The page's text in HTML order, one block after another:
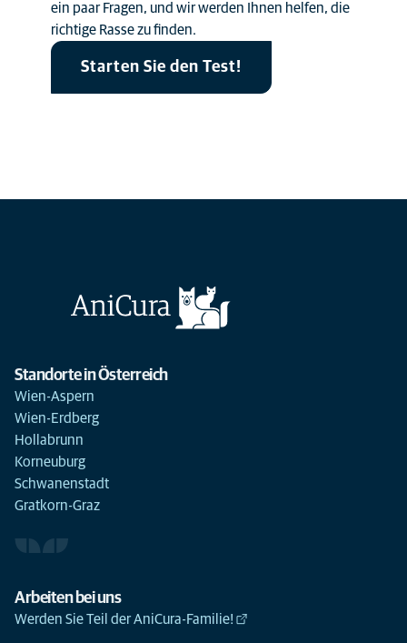
ein paar Fragen, und wir werden Ihnen helfen, die
richtige Rasse zu finden.
Starten Sie den Test!
Standorte in Österreich
Wien-Aspern
Wien-Erdberg
Hollabrunn
Korneuburg
Schwanenstadt
Gratkorn-Graz
Arbeiten bei uns
Werden Sie Teil der AniCura-Familie!